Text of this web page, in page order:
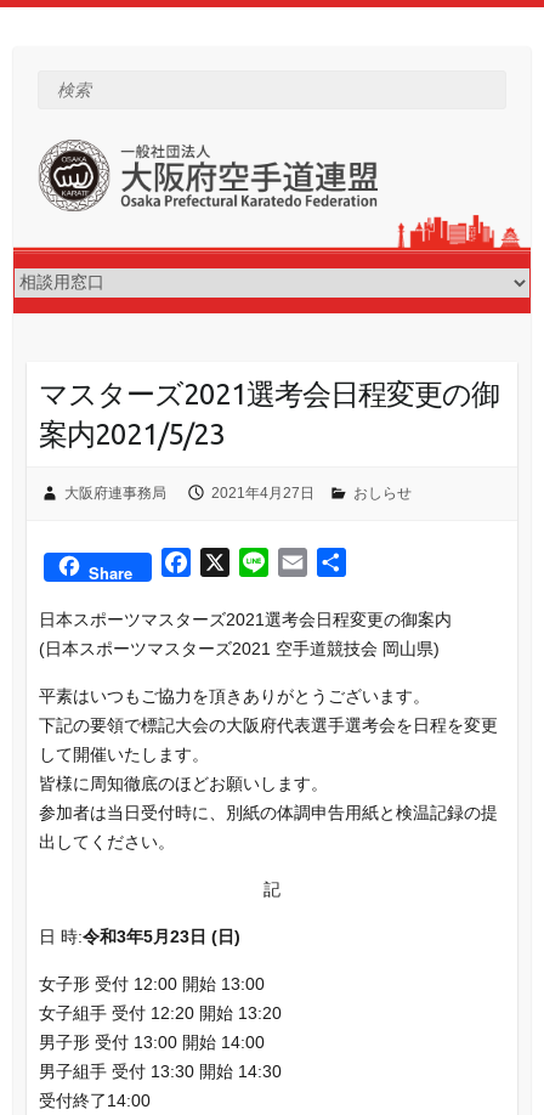
検索
マスターズ2021選考会日程変更の御
案内2021/5/23
大阪府連事務局 2021年4月27日 おしらせ
Share
c
e
o
o
k
n
e
a
i
日本スポーツマスターズ2021選考会日程変更の御案内
(日本スポーツマスターズ2021 空手道競技会 岡山県)
平素はいつもご協力を頂きありがとうございます。
下記の要領で標記大会の大阪府代表選手選考会を日程を変更
して開催いたします。
皆様に周知徹底のほどお願いします。
参加者は当日受付時に、別紙の体調申告用紙と検温記録の提
出してください。
記
日 時:令和3年5月23日 (日)
女子形 受付 12:00 開始 13:00
女子組手 受付 12:20 開始 13:20
男子形 受付 13:00 開始 14:00
男子組手 受付 13:30 開始 14:30
受付終了14:00